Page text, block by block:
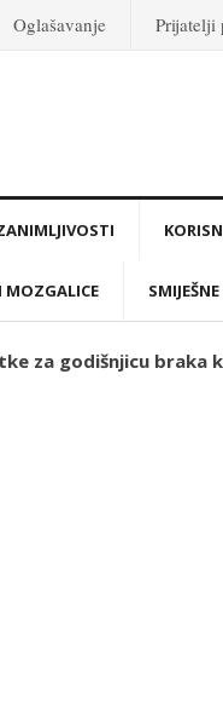
Oglašavanje Prijatelji
MOZGALICE
za godišnjicu braka